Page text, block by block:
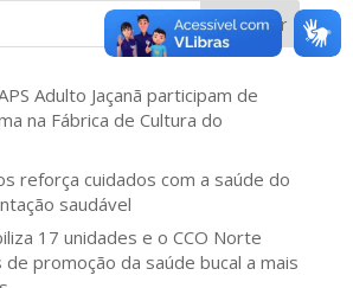
Pesquisar
Adulto Jaçanã participam de
na Fábrica de Cultura do
reforça cuidados com a saúde do
saudável
17 unidades e o CCO Norte
promoção da saúde bucal a mais